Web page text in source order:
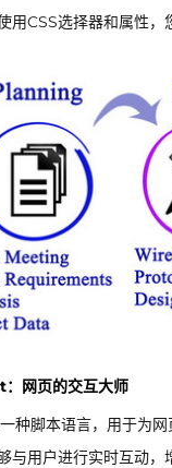
用CSS选择器和属性，
网页的交互大师
种脚本语言，用于为
与用户进行实时互动，